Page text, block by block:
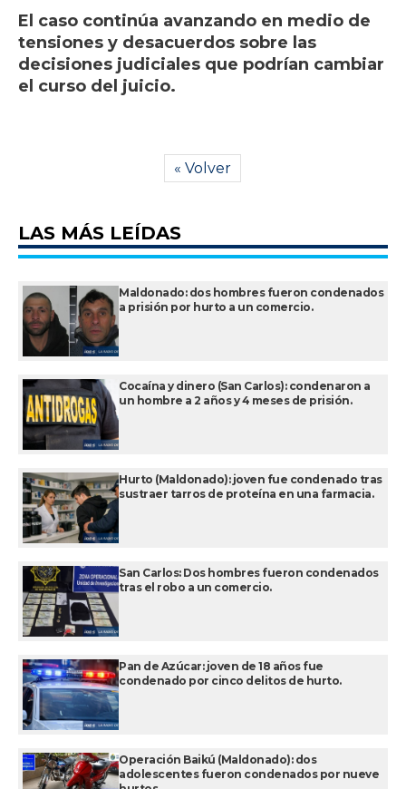
El caso continúa avanzando en medio de
tensiones y desacuerdos sobre las
decisiones judiciales que podrían cambiar
el curso del juicio.
« Volver
LAS MÁS LEÍDAS
Maldonado: dos hombres fueron condenados
a prisión por hurto a un comercio.
Cocaína y dinero (San Carlos): condenaron a
un hombre a 2 años y 4 meses de prisión.
Hurto (Maldonado): joven fue condenado tras
sustraer tarros de proteína en una farmacia.
San Carlos: Dos hombres fueron condenados
tras el robo a un comercio.
Pan de Azúcar: joven de 18 años fue
condenado por cinco delitos de hurto.
Operación Baikú (Maldonado): dos
adolescentes fueron condenados por nueve